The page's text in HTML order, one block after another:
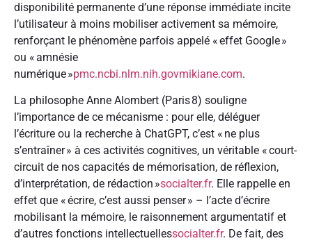
disponibilité permanente d’une réponse immédiate incite
l’utilisateur à moins mobiliser activement sa mémoire,
renforçant le phénomène parfois appelé « effet Google »
ou « amnésie
numérique »pmc.ncbi.nlm.nih.govmikiane.com.
La philosophe Anne Alombert (Paris 8) souligne
l’importance de ce mécanisme : pour elle, déléguer
l’écriture ou la recherche à ChatGPT, c’est « ne plus
s’entraîner » à ces activités cognitives, un véritable « court-
circuit de nos capacités de mémorisation, de réflexion,
d’interprétation, de rédaction »socialter.fr. Elle rappelle en
effet que « écrire, c’est aussi penser » – l’acte d’écrire
mobilisant la mémoire, le raisonnement argumentatif et
d’autres fonctions intellectuellessocialter.fr. De fait, des